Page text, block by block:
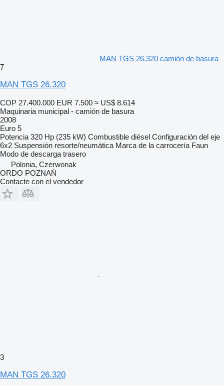
MAN TGS 26.320 camión de basura
7
MAN TGS 26.320
COP 27.400.000 EUR 7.500 ≈ US$ 8.614
Maquinaria municipal - camión de basura
2008
Euro 5
Potencia 320 Hp (235 kW) Combustible diésel Configuración del eje
6x2 Suspensión resorte/neumática Marca de la carrocería Faun
Modo de descarga trasero
Polonia, Czerwonak
ORDO POZNAŃ
Contacte con el vendedor
3
MAN TGS 26.320